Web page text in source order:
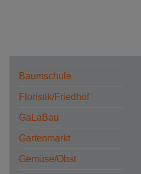
Baumschule
Floristik/Friedhof
GaLaBau
Gartenmarkt
Gemüse/Obst